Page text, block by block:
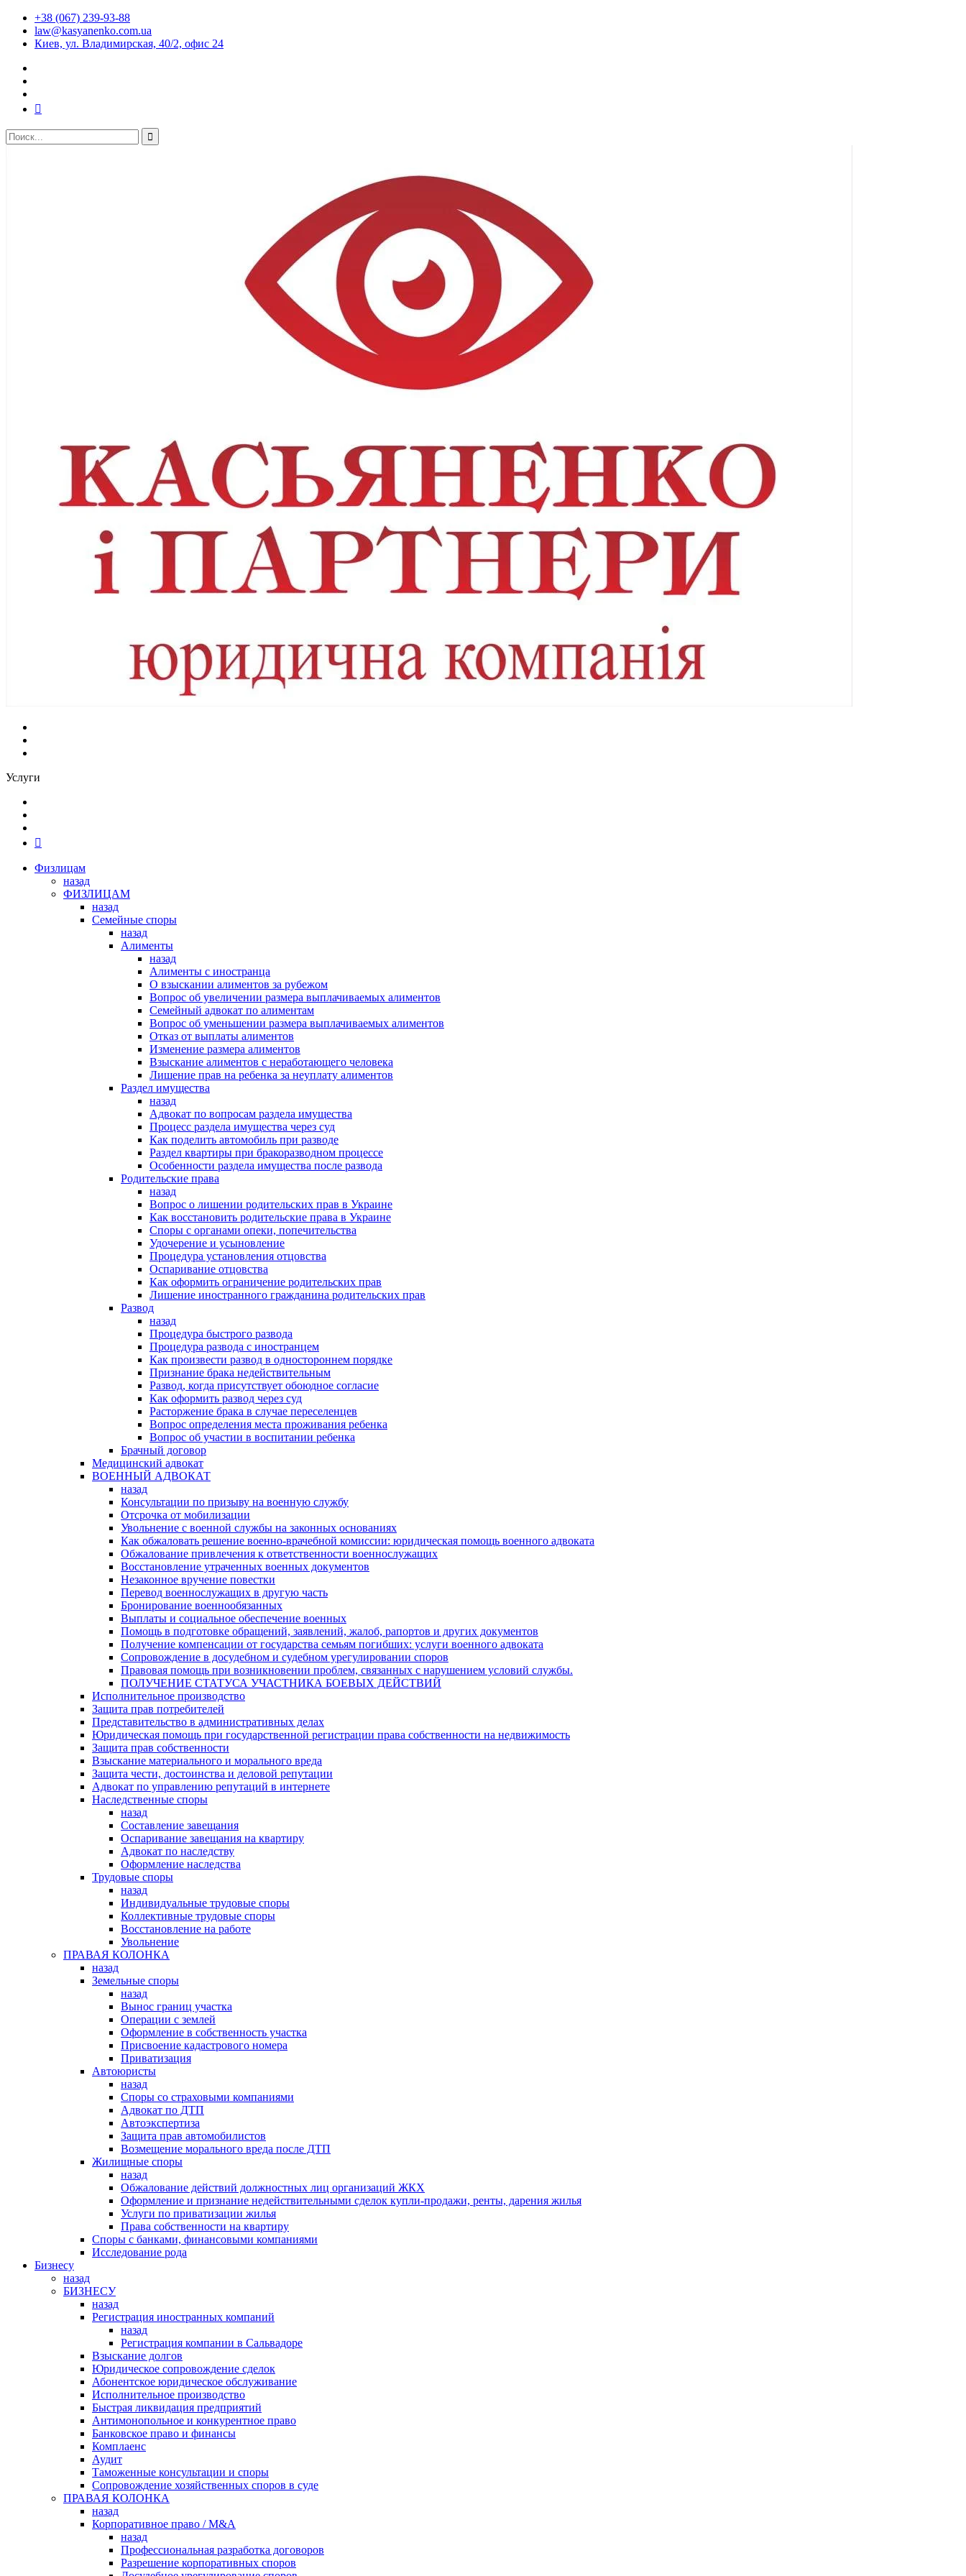
+38 (067) 239-93-88
law@kasyanenko.com.ua
Киев, ул. Владимирская, 40/2, офис 24
Услуги
Физлицам
назад
ФИЗЛИЦАМ
назад
Семейные споры
назад
Алименты
назад
Алименты с иностранца
О взыскании алиментов за рубежом
Вопрос об увеличении размера выплачиваемых алиментов
Семейный адвокат по алиментам
Вопрос об уменьшении размера выплачиваемых алиментов
Отказ от выплаты алиментов
Изменение размера алиментов
Взыскание алиментов с неработающего человека
Лишение прав на ребенка за неуплату алиментов
Раздел имущества
назад
Адвокат по вопросам раздела имущества
Процесс раздела имущества через суд
Как поделить автомобиль при разводе
Раздел квартиры при бракоразводном процессе
Особенности раздела имущества после развода
Родительские права
назад
Вопрос о лишении родительских прав в Украине
Как восстановить родительские права в Украине
Споры с органами опеки, попечительства
Удочерение и усыновление
Процедура установления отцовства
Оспаривание отцовства
Как оформить ограничение родительских прав
Лишение иностранного гражданина родительских прав
Развод
назад
Процедура быстрого развода
Процедура развода с иностранцем
Как произвести развод в одностороннем порядке
Признание брака недействительным
Развод, когда присутствует обоюдное согласие
Как оформить развод через суд
Расторжение брака в случае переселенцев
Вопрос определения места проживания ребенка
Вопрос об участии в воспитании ребенка
Брачный договор
Медицинский адвокат
ВОЕННЫЙ АДВОКАТ
назад
Консультации по призыву на военную службу
Отсрочка от мобилизации
Увольнение с военной службы на законных основаниях
Как обжаловать решение военно-врачебной комиссии: юридическая помощь военного адвоката
Обжалование привлечения к ответственности военнослужащих
Восстановление утраченных военных документов
Незаконное вручение повестки
Перевод военнослужащих в другую часть
Бронирование военнообязанных
Выплаты и социальное обеспечение военных
Помощь в подготовке обращений, заявлений, жалоб, рапортов и других документов
Получение компенсации от государства семьям погибших: услуги военного адвоката
Сопровождение в досудебном и судебном урегулировании споров
Правовая помощь при возникновении проблем, связанных с нарушением условий службы.
ПОЛУЧЕНИЕ СТАТУСА УЧАСТНИКА БОЕВЫХ ДЕЙСТВИЙ
Исполнительное производство
Защита прав потребителей
Представительство в административных делах
Юридическая помощь при государственной регистрации права собственности на недвижимость
Защита прав собственности
Взыскание материального и морального вреда
Защита чести, достоинства и деловой репутации
Адвокат по управлению репутаций в интернете
Наследственные споры
назад
Составление завещания
Оспаривание завещания на квартиру
Адвокат по наследству
Оформление наследства
Трудовые споры
назад
Индивидуальные трудовые споры
Коллективные трудовые споры
Восстановление на работе
Увольнение
ПРАВАЯ КОЛОНКА
назад
Земельные споры
назад
Вынос границ участка
Операции с землей
Оформление в собственность участка
Присвоение кадастрового номера
Приватизация
Автоюристы
назад
Споры со страховыми компаниями
Адвокат по ДТП
Автоэкспертиза
Защита прав автомобилистов
Возмещение морального вреда после ДТП
Жилищные споры
назад
Обжалование действий должностных лиц организаций ЖКХ
Оформление и признание недействительными сделок купли-продажи, ренты, дарения жилья
Услуги по приватизации жилья
Права собственности на квартиру
Cпоры с банками, финансовыми компаниями
Исследование рода
Бизнесу
назад
БИЗНЕСУ
назад
Регистрация иностранных компаний
назад
Регистрация компании в Сальвадоре
Взыскание долгов
Юридическое сопровождение сделок
Абонентское юридическое обслуживание
Исполнительное производство
Быстрая ликвидация предприятий
Антимонопольное и конкурентное право
Банковское право и финансы
Комплаенс
Аудит
Таможенные консультации и споры
Сопровождение хозяйственных споров в суде
ПРАВАЯ КОЛОНКА
назад
Корпоративное право / M&A
назад
Профессиональная разработка договоров
Разрешение корпоративных споров